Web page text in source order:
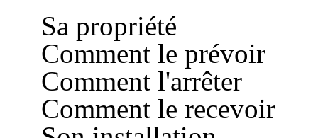
Sa propriété
Comment le prévoir
Comment l'arrêter
Comment le recevoir